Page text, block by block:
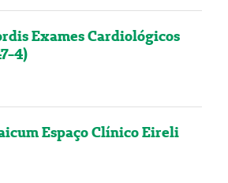
Exames Cardiológicos
4)
Espaço Clínico Eireli